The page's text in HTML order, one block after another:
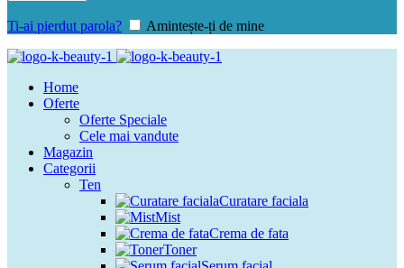
Ti-ai pierdut parola? Amintește-ți de mine
Home
Oferte
Oferte Speciale
Cele mai vandute
Magazin
Categorii
Ten
Curatare faciala
Mist
Crema de fata
Toner